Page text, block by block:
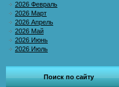
2026 Февраль
2026 Март
2026 Апрель
2026 Май
2026 Июнь
2026 Июль
Поиск по сайту